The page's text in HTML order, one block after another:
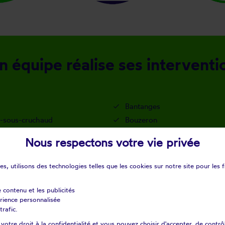
équipe réalise ses
Bantanges
sous-cruchaud Bouzeron
Charette-varennes
Nous respectons votre vie privée
utilisons des technologies telles que les cookies sur notre site pour les
contenu et les publicités
personnalisée